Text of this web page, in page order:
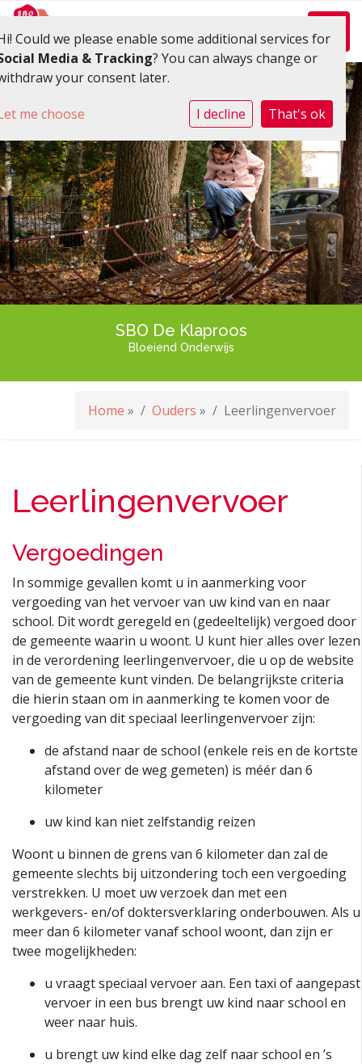
SBO De Klaproos
Bloeiend Onderwijs
Home » Ouders » Leerlingenvervoer
Leerlingenvervoer
Vergoedingen
In sommige gevallen komt u in aanmerking voor
vergoeding van het vervoer van uw kind van en naar
school. Dit wordt geregeld en (gedeeltelijk) vergoed door
de gemeente waarin u woont. U kunt hier alles over lezen
in de verordening leerlingenvervoer, die u op de website
van de gemeente kunt vinden. De belangrijkste criteria
die hierin staan om in aanmerking te komen voor de
vergoeding van dit speciaal leerlingenvervoer zijn:
de afstand naar de school (enkele reis en de kortste
afstand over de weg gemeten) is méér dan 6
kilometer
uw kind kan niet zelfstandig reizen
Woont u binnen de grens van 6 kilometer dan zal de
gemeente slechts bij uitzondering toch een vergoeding
verstrekken. U moet uw verzoek dan met een
werkgevers- en/of doktersverklaring onderbouwen. Als u
meer dan 6 kilometer vanaf school woont, dan zijn er
twee mogelijkheden:
u vraagt speciaal vervoer aan. Een taxi of aangepast
vervoer in een bus brengt uw kind naar school en
weer naar huis.
u brengt uw kind elke dag zelf naar school en ’s
Could we please enable some additional services for
Media & Tracking? You can always change or
your consent later.
me choose I decline That's ok